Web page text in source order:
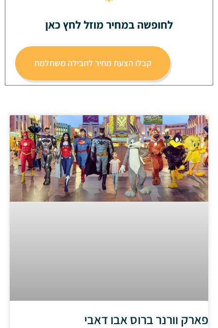
לחופשה במחיר מוזל לחץ כאן
קבלו הצעת מחיר לחבילה משתלמת
פארק וורנר ברוס אבו דאבי